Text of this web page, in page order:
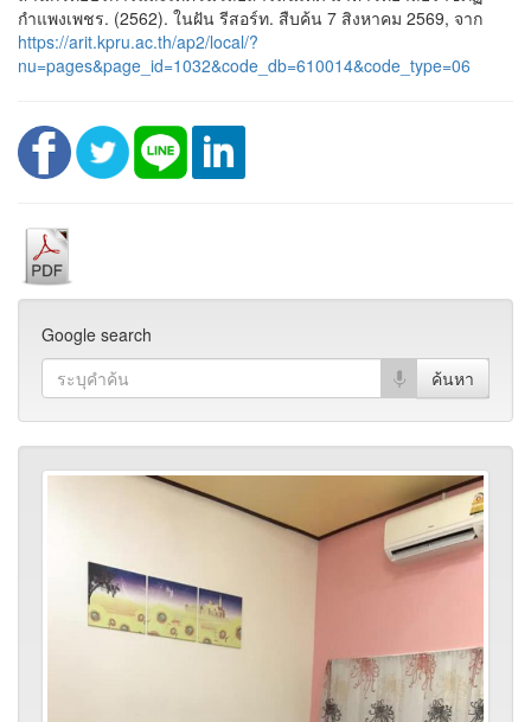
กำแพงเพชร. (2562). ในฝัน รีสอร์ท. สืบค้น 7 สิงหาคม 2569, จาก
https://arit.kpru.ac.th/ap2/local/?
nu=pages&page_id=1032&code_db=610014&code_type=06
Google search